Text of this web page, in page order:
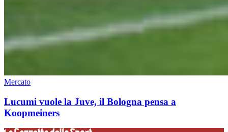
Mercato
Lucumi vuole la Juve, il Bologna pensa a
Koopmeiners